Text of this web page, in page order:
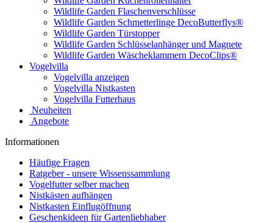
Wildlife Garden Flaschenverschlüsse
Wildlife Garden Schmetterlinge DecoButterflys®
Wildlife Garden Türstopper
Wildlife Garden Schlüsselanhänger und Magnete
Wildlife Garden Wäscheklammern DecoClips®
Vogelvilla
Vogelvilla anzeigen
Vogelvilla Nistkasten
Vogelvilla Futterhaus
Neuheiten
Angebote
Informationen
Häufige Fragen
Ratgeber - unsere Wissenssammlung
Vogelfutter selber machen
Nistkästen aufhängen
Nistkasten Einflugöffnung
Geschenkideen für Gartenliebhaber